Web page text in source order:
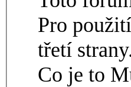
Pro
třetí
Co je to